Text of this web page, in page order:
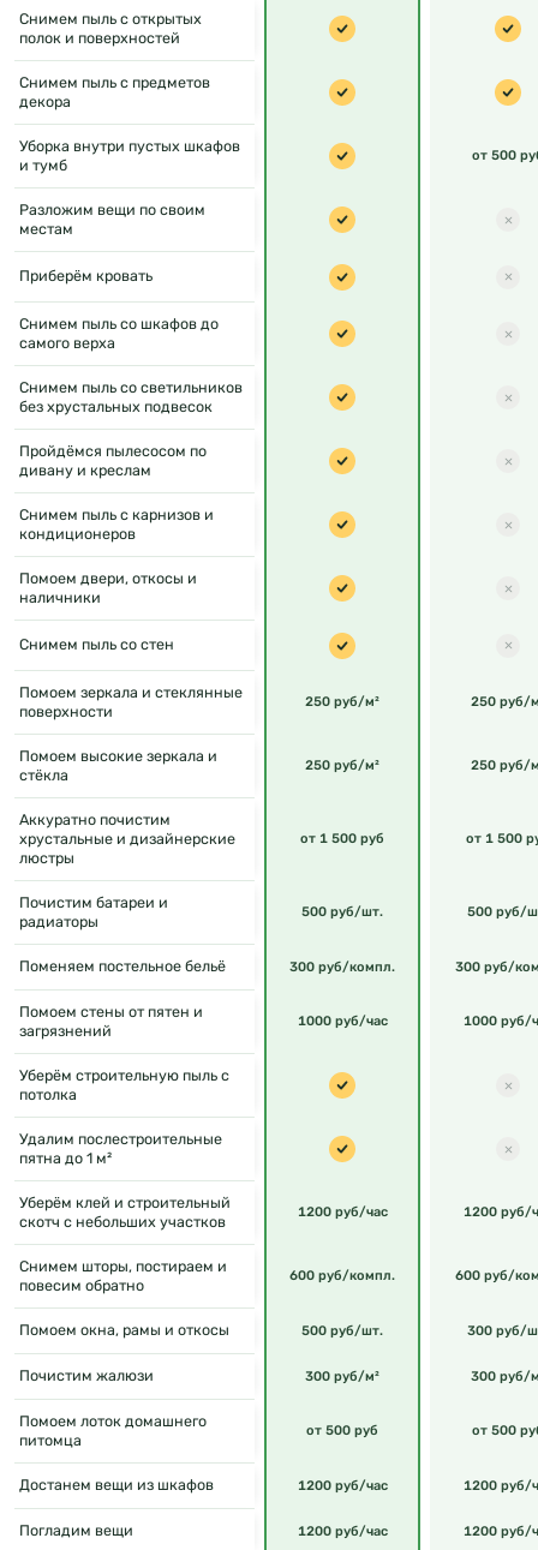
Снимем пыль с открытых
полок и поверхностей
Снимем пыль с предметов
декора
Уборка внутри пустых шкафов
и тумб
от 500
Разложим вещи по своим
местам
Приберём кровать
Снимем пыль со шкафов до
самого верха
Снимем пыль со светильников
без хрустальных подвесок
Пройдёмся пылесосом по
дивану и креслам
Снимем пыль с карнизов и
кондиционеров
Помоем двери, откосы и
наличники
Снимем пыль со стен
Помоем зеркала и стеклянные
поверхности
250 руб/м² 250 руб/
Помоем высокие зеркала и
стёкла
250 руб/м² 250 руб/
Аккуратно почистим
хрустальные и дизайнерские
люстры
от 1 500 руб от 1 500
Почистим батареи и
радиаторы
500 руб/шт. 500 руб/
Поменяем постельное бельё 300 руб/компл. 300 руб/
Помоем стены от пятен и
загрязнений
1000 руб/час 1000 руб/
Уберём строительную пыль с
потолка
Удалим послестроительные
пятна до 1 м²
Уберём клей и строительный
скотч с небольших участков
1200 руб/час 1200 руб/
Снимем шторы, постираем и
повесим обратно
600 руб/компл. 600 руб/
Помоем окна, рамы и откосы 500 руб/шт. 300 руб/
Почистим жалюзи 300 руб/м² 300 руб/
Помоем лоток домашнего
питомца
от 500 руб от 500
Достанем вещи из шкафов 1200 руб/час 1200 руб/
Погладим вещи 1200 руб/час 1200 руб/